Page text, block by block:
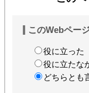
このWebペー
役に立った
役に立たな
どちらとも